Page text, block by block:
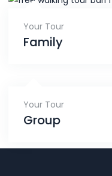
Your Tour
Family
Your Tour
Group